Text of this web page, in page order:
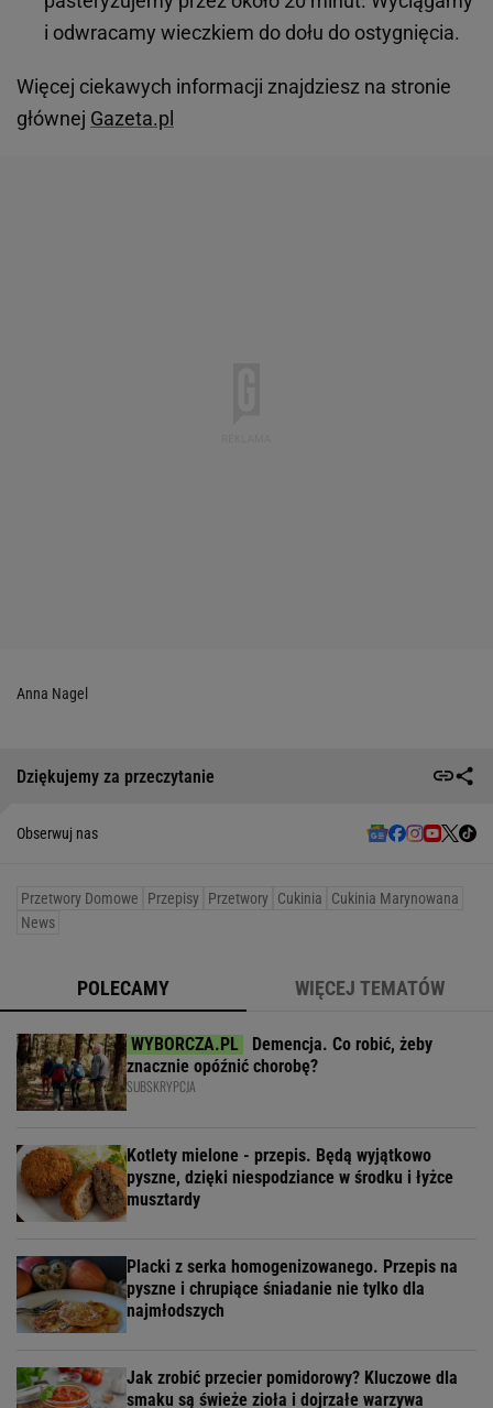
i odwracamy wieczkiem do dołu do ostygnięcia.
Więcej ciekawych informacji znajdziesz na stronie
głównej Gazeta.pl
Anna Nagel
Dziękujemy za przeczytanie
Obserwuj nas
Przetwory Domowe Przepisy Przetwory Cukinia
Cukinia Marynowana
News
POLECAMY WIĘCEJ TEMATÓW
Demencja. Co robić, żeby
znacznie opóźnić chorobę?
SUBSKRYPCJA
Kotlety mielone - przepis. Będą wyjątkowo
pyszne, dzięki niespodziance w środku i łyżce
musztardy
Placki z serka homogenizowanego. Przepis na
pyszne i chrupiące śniadanie nie tylko dla
najmłodszych
Jak zrobić przecier pomidorowy? Kluczowe dla
smaku są świeże zioła i dojrzałe warzywa